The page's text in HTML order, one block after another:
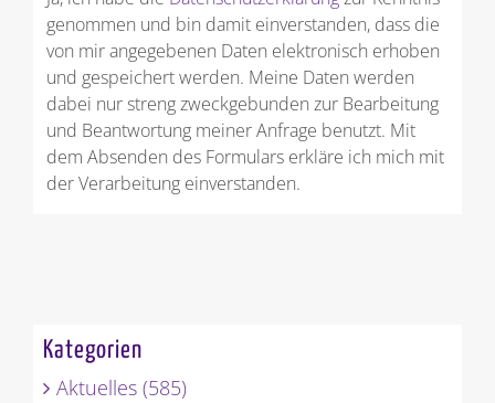
genommen und bin damit einverstanden, dass die
von mir angegebenen Daten elektronisch erhoben
und gespeichert werden. Meine Daten werden
dabei nur streng zweckgebunden zur Bearbeitung
und Beantwortung meiner Anfrage benutzt. Mit
dem Absenden des Formulars erkläre ich mich mit
der Verarbeitung einverstanden.
Kategorien
Aktuelles (585)